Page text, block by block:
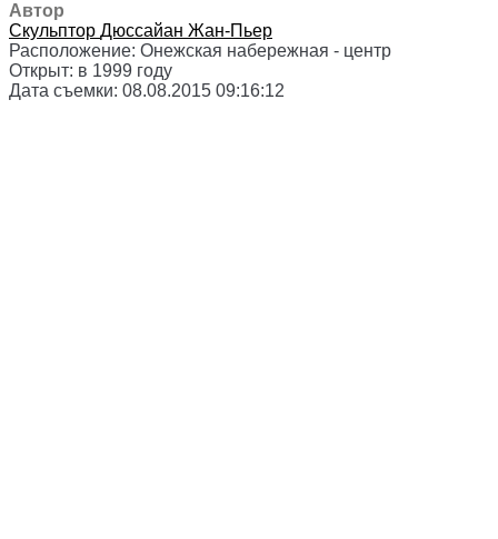
Автор
Скульптор Дюссайан Жан-Пьер
Расположение: Онежская набережная - центр
Открыт: в 1999 году
Дата съемки: 08.08.2015 09:16:12